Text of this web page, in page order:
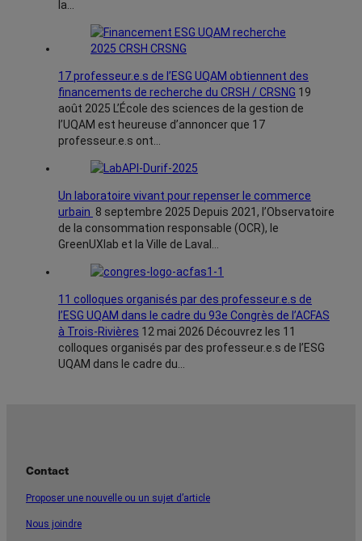
la…
17 professeur.e.s de l’ESG UQAM obtiennent des
financements de recherche du CRSH / CRSNG 19
août 2025 L’École des sciences de la gestion de
l’UQAM est heureuse d’annoncer que 17
professeur.e.s ont…
Un laboratoire vivant pour repenser le commerce
urbain 8 septembre 2025 Depuis 2021, l’Observatoire
de la consommation responsable (OCR), le
GreenUXlab et la Ville de Laval…
11 colloques organisés par des professeur.e.s de
l’ESG UQAM dans le cadre du 93e Congrès de l’ACFAS
à Trois-Rivières 12 mai 2026 Découvrez les 11
colloques organisés par des professeur.e.s de l’ESG
UQAM dans le cadre du…
Contact
Proposer une nouvelle ou un sujet d’article
Nous joindre